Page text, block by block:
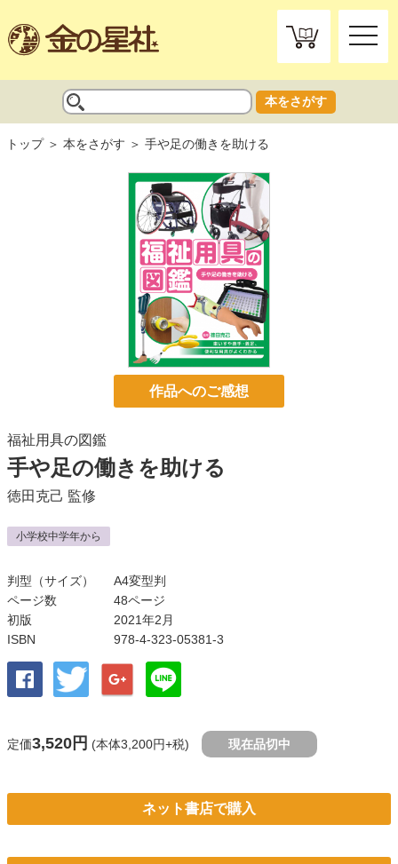
toggle
本をさがす
トップ 本をさがす 手や足の働きを助ける
作品へのご感想
福祉用具の図鑑
手や足の働きを助ける
徳田克己 監修
小学校中学年から
判型（サイズ）
A4変型判
ページ数
48ページ
初版
2021年2月
ISBN
978-4-323-05381-3
定価3,520円 (本体3,200円+税) 現在品切中
ネット書店で購入